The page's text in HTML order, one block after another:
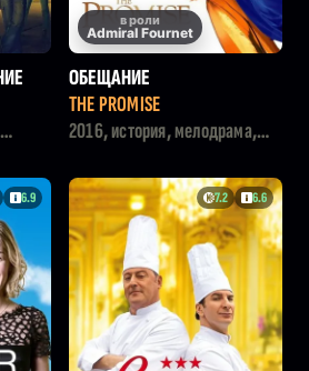
в роли
Admiral Fournet
ОБЕЩАНИЕ
THE PROMISE
2016, история, мелодрама,
6.9 7.2 6.6